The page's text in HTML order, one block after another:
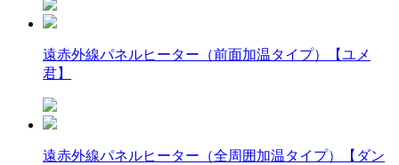
遠赤外線パネルヒーター（前面加温タイプ）【ユメ
君】
遠赤外線パネルヒーター（全周囲加温タイプ）【ダン